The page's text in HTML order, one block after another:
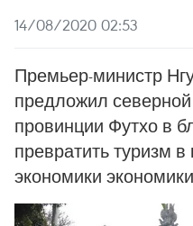
14/08/2020 02:53
Премьер-министр
предложил
провинции Футхо в
превратить туризм
экономики